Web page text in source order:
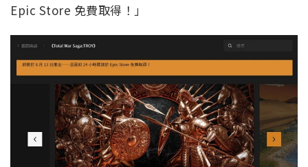
Epic Store 免費取得！」